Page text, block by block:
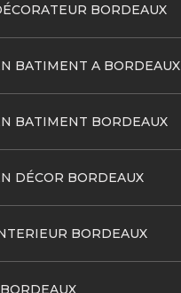
BORDEAUX
BATIMENT A BORDEAUX
BATIMENT BORDEAUX
DÉCOR BORDEAUX
BORDEAUX